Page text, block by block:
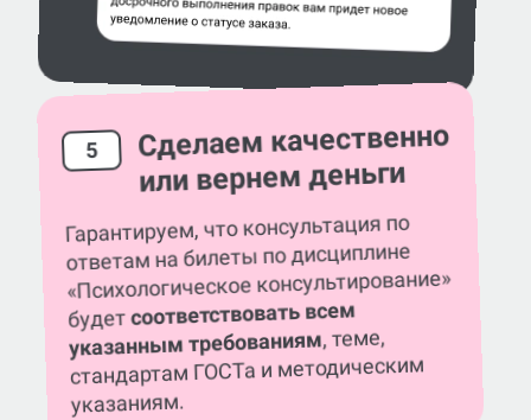
5 Сделаем качественно
или вернем деньги
Гарантируем, что консультация по
ответам на билеты по дисциплине
«Психологическое консультирование»
будетсоответствовать всем
указанным требованиям, теме,
стандартам ГОСТа и методическим
указаниям.